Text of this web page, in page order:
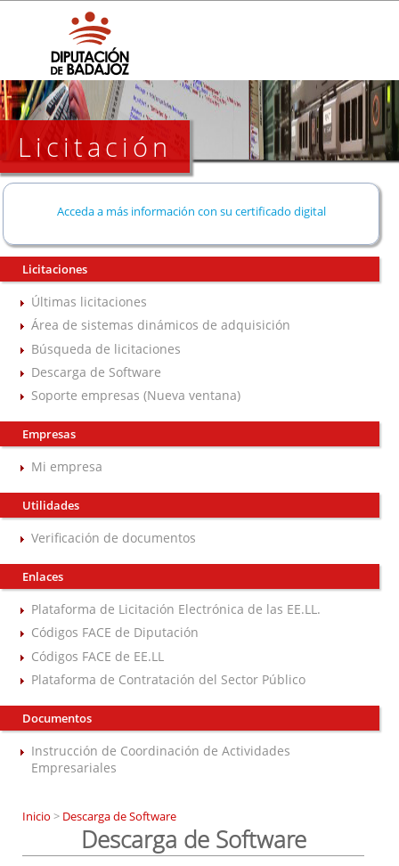
Licitación
Acceda a más información con su certificado digital
Licitaciones
Últimas licitaciones
Área de sistemas dinámicos de adquisición
Búsqueda de licitaciones
Descarga de Software
Soporte empresas (Nueva ventana)
Empresas
Mi empresa
Utilidades
Verificación de documentos
Enlaces
Plataforma de Licitación Electrónica de las EE.LL.
Códigos FACE de Diputación
Códigos FACE de EE.LL
Plataforma de Contratación del Sector Público
Documentos
Instrucción de Coordinación de Actividades
Empresariales
Inicio > Descarga de Software
Descarga de Software